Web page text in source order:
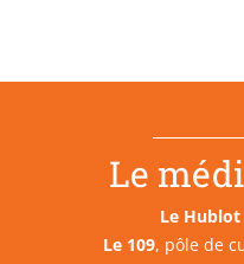
Le
Le Hublot
Le 109, pôle de